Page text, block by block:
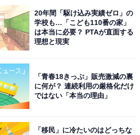
20年間「駆け込み実績ゼロ」の
学校も…「こども110番の家」
は本当に必要？ PTAが直面する
理想と現実
「青春18きっぷ」販売激減の裏
に何が？ 連続利用の厳格化だけ
ではない「本当の理由」
「移民」に冷たいのはどっちな